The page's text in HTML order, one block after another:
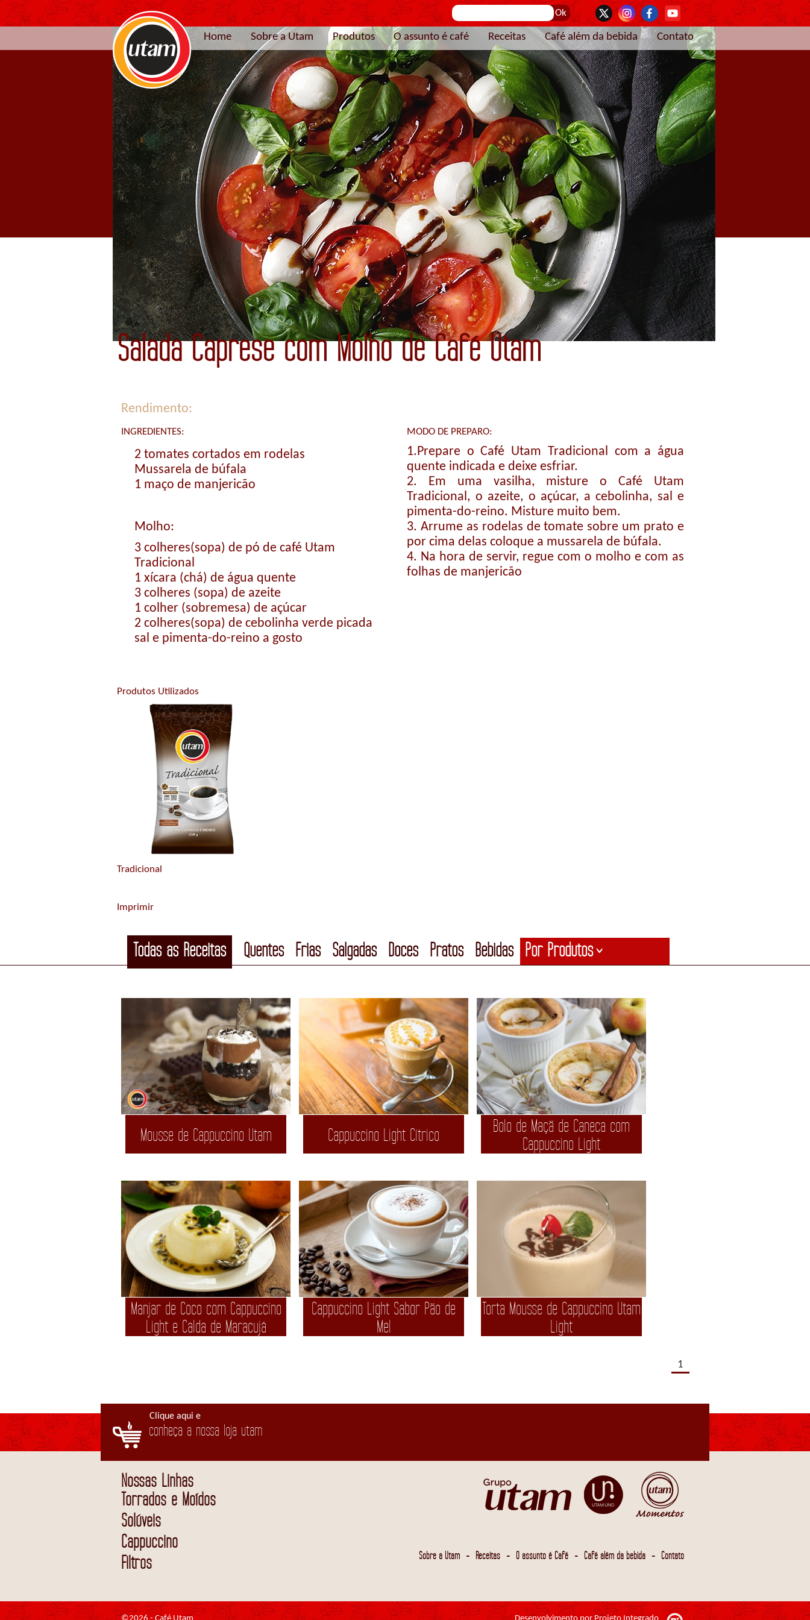
Home Sobre a Utam Produtos O assunto é café Receitas Café além da bebida Contato
Salada Caprese com Molho de Café Utam
Rendimento:
INGREDIENTES:
2 tomates cortados em rodelas
Mussarela de búfala
1 maço de manjericão
Molho:
3 colheres(sopa) de pó de café Utam
Tradicional
1 xícara (chá) de água quente
3 colheres (sopa) de azeite
1 colher (sobremesa) de açúcar
2 colheres(sopa) de cebolinha verde picada
sal e pimenta-do-reino a gosto
MODO DE PREPARO:
1.Prepare o Café Utam Tradicional com a água
quente indicada e deixe esfriar.
2. Em uma vasilha, misture o Café Utam
Tradicional, o azeite, o açúcar, a cebolinha, sal e
pimenta-do-reino. Misture muito bem.
3. Arrume as rodelas de tomate sobre um prato e
por cima delas coloque a mussarela de búfala.
4. Na hora de servir, regue com o molho e com as
folhas de manjericão
Produtos Utilizados
Tradicional
Imprimir
Todas as Receitas Quentes Frias Salgadas Doces Pratos Bebidas Por Produtos>
Mousse de Cappuccino Utam Cappuccino Light Cítrico
Bolo de Maçã de Caneca com
Cappuccino Light
Manjar de Coco com Cappuccino
Light e Calda de Maracujá
Cappuccino Light Sabor Pão de
Mel
Torta Mousse de Cappuccino Utam
Light
1
Clique aqui e
conheça a nossa loja utam
Nossas Linhas
Torrados e Moídos
Solúveis
Cappuccino
Filtros
Sobre a Utam - Receitas - O assunto é Café - Café além da bebida - Contato